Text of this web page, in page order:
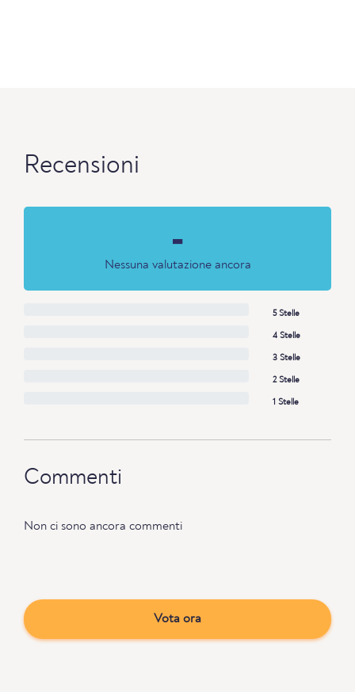
Recensioni
-
Nessuna valutazione ancora
5 Stelle
4 Stelle
3 Stelle
2 Stelle
1 Stelle
Commenti
Non ci sono ancora commenti
Vota ora